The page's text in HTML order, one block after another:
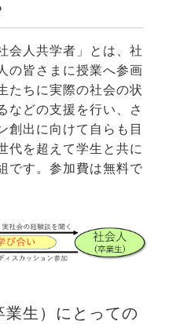
会人共学者」とは、社
の皆さまに授業へ参画
たちに実際の社会の状
などの支援を行い、さ
創出に向けて自らも目
代を超えて学生と共に
です。参加費は無料で
生）にとっての